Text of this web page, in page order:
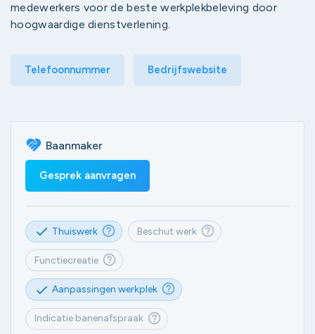
medewerkers voor de beste werkplekbeleving door
hoogwaardige dienstverlening.
Telefoonnummer Bedrijfswebsite
Baanmaker
Gesprek aanvragen
check Thuiswerk help_outlined Beschut werk help_outlined
Functiecreatie help_outlined
check Aanpassingen werkplek help_outlined
Indicatie banenafspraak help_outlined